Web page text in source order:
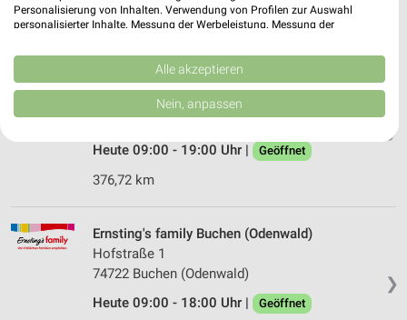
437,66 km • Angebote: 2 Prospekte
❯
Ernsting's family Gemünden am Main
Würzburger Str. 54
97737 Gemünden am Main
Heute 09:00 - 19:00 Uhr |
Geöffnet
376,72 km
❯
Ernsting's family Buchen (Odenwald)
Hofstraße 1
74722 Buchen (Odenwald)
Heute 09:00 - 18:00 Uhr |
Geöffnet
Personalisierung von Inhalten. Verwendung von Profilen zur Auswahl
personalisierter Inhalte. Messung der Werbeleistung. Messung der
Kombinationen von Daten aus verschiedenen Quellen. Entwicklung und
Verbesserung der Angebote. Verwendung reduzierter Daten zur Auswahl
von Inhalten.
Daten können außerhalb der Europäischen Union weitergegeben und in die
USA gesendet werden.
Website/App.
Speichern von oder Zugriff auf Informationen
auf einem Endgerät
Verwendung reduzierter Daten zur Auswahl von
Werbeanzeigen
Alle akzeptieren
Nein, anpassen